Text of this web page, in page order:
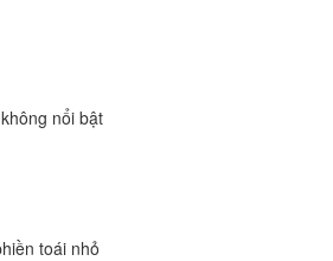
nổi bật
toái nhỏ